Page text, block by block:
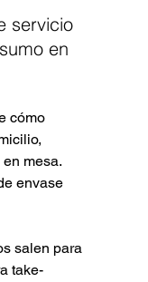
servicio
en
cómo
mesa.
envase
salen para
take-